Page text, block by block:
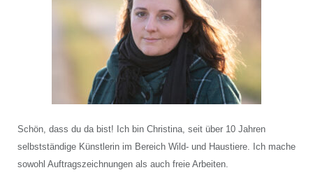
Schön, dass du da bist! Ich bin Christina, seit über 10 Jahren
selbstständige Künstlerin im Bereich Wild- und Haustiere. Ich mache
sowohl Auftragszeichnungen als auch freie Arbeiten.